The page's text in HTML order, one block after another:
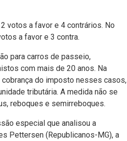
votos a favor e 4 contrários. No
a favor e 3 contra.
para carros de passeio,
com mais de 20 anos. Na
cobrança do imposto nesses casos,
tributária. A medida não se
reboques e semirreboques.
especial que analisou a
Pettersen (Republicanos-MG), a